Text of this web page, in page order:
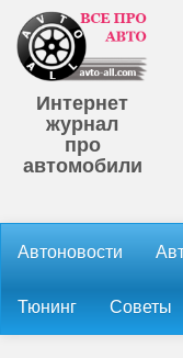
Интернет
журнал
про
автомобили
Автоновости
Тюнинг Советы